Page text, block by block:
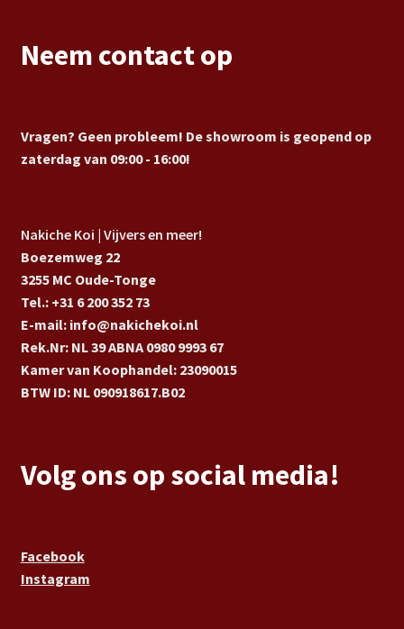
Neem contact op
Vragen? Geen probleem! De showroom is geopend op
zaterdag van 09:00 - 16:00!
Nakiche Koi | Vijvers en meer!
Boezemweg 22
3255 MC Oude-Tonge
Tel.: +31 6 200 352 73
E-mail: info@nakichekoi.nl
Rek.Nr: NL 39 ABNA 0980 9993 67
Kamer van Koophandel: 23090015
BTW ID: NL 090918617.B02
Volg ons op social media!
Facebook
Instagram